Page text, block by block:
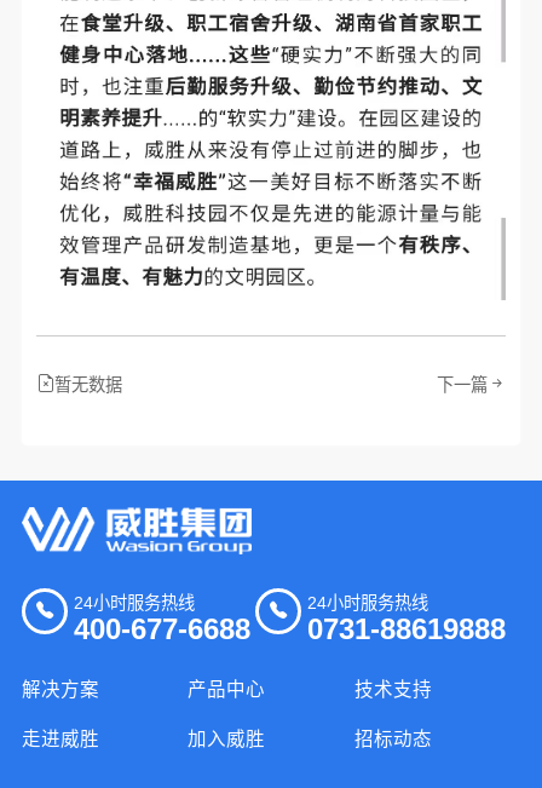
暂无数据 下一篇
24小时服务热线
400-677-6688
24小时服务热线
0731-88619888
解决方案 产品中心 技术支持
走进威胜 加入威胜 招标动态